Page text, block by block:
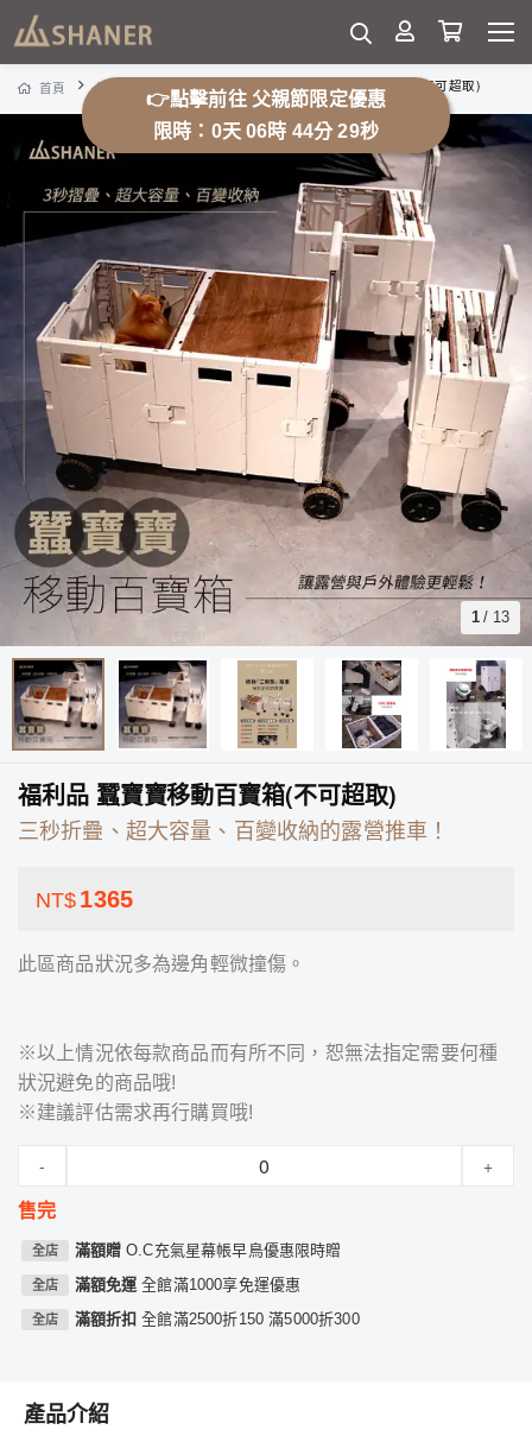
首頁 露營用品 露營桌 福利品 蠶寶寶移動百寶箱(不可超取)
1 / 13
福利品 蠶寶寶移動百寶箱(不可超取)
三秒折疊、超大容量、百變收納的露營推車！
NT$ 1365
此區商品狀況多為邊角輕微撞傷。
※以上情況依每款商品而有所不同，恕無法指定需要何種
狀況避免的商品哦!
※建議評估需求再行購買哦!
- +
售完
全店 滿額贈O.C充氣星幕帳早鳥優惠限時贈
全店 滿額免運全館滿1000享免運優惠
全店 滿額折扣全館滿2500折150 滿5000折300
產品介紹
👉點擊前往 父親節限定優惠
限時：0天 06時 44分 22秒